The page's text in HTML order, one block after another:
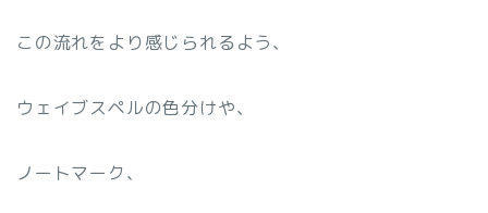
この流れをより感じられるよう、
ウェイブスペルの色分けや、
ノートマーク、